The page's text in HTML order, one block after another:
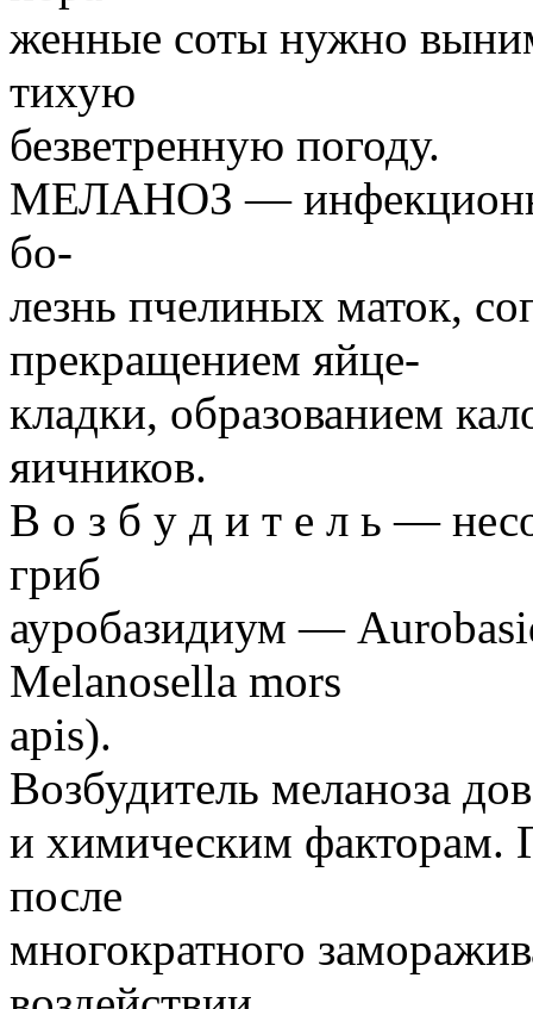
женные соты нужно
тихую
безветренную погоду.
МЕЛАНОЗ —
бо-
лезнь пчелиных маток,
прекращением яйце-
кладки, образованием
яичников.
В о з б у д и т е л ь —
гриб
ауробазидиум —
Melanosella mors
apis).
Возбудитель меланоза
и химическим факторам.
после
многократного